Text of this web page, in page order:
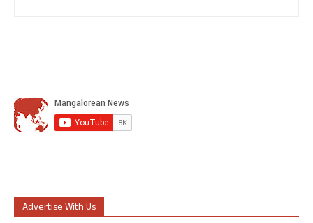
Advertise With Us